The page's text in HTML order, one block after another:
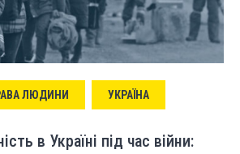
ЛЮДИНИ УКРАЇНА
в Україні під час війни: